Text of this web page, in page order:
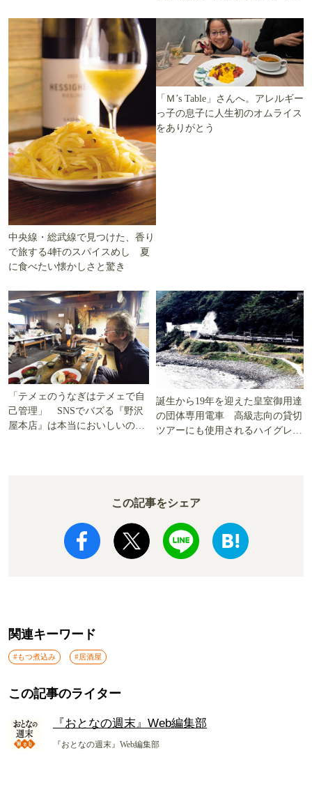
中央線・総武線で見つけた、香り
で旅する4軒のスパイスめし 夏
に食べたい懐かしさと驚き
「Ｍ’s Table」さんへ。アレルギー
っ子の息子に人生初のオムライス
をありがとう
「テメェのうなぎはテメェで自
己管理」 SNSでバズる『野沢
屋本店』は本当においしいの
誕生から19年を迎えた皇室御用達
の団体専用電車 高級志向の貸切
ツアーにも使用されるハイグレー
この記事をシェア
関連キーワード
#もつ煮込み #居酒屋
この記事のライター
『おとなの週末』Web編集部
『おとなの週末』Web編集部